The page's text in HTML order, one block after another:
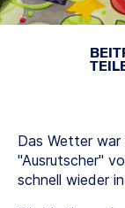
Das Wetter war
"Ausrutscher"
schnell wieder